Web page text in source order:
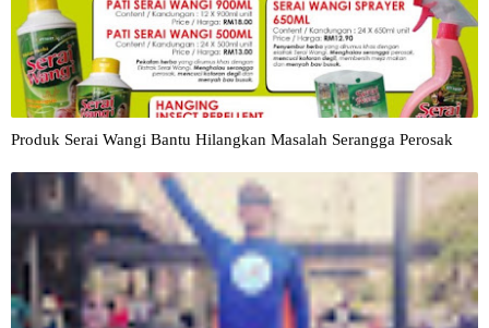
Produk Serai Wangi Bantu Hilangkan Masalah Serangga Perosak